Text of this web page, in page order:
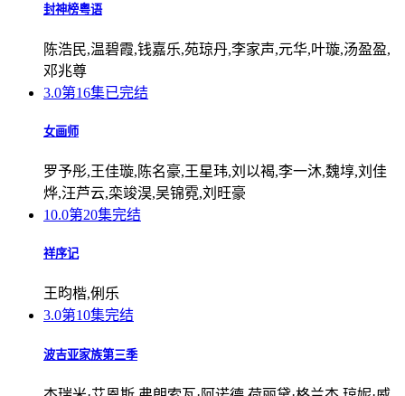
封神榜粤语
陈浩民,温碧霞,钱嘉乐,苑琼丹,李家声,元华,叶璇,汤盈盈,
邓兆尊
3.0第16集已完结
女画师
罗予彤,王佳璇,陈名豪,王星玮,刘以褐,李一沐,魏埻,刘佳
烨,汪芦云,栾竣淏,吴锦霓,刘旺豪
10.0第20集完结
祥序记
王昀楷,俐乐
3.0第10集完结
波吉亚家族第三季